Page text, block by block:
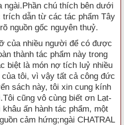
ngài.Phần chú thích bên dưới
dẫn từ các tác phẩm Tây
nguồn gốc nguyên thuỷ.
của nhiều người để có được
thành tác phẩm này trong
biệt là món nợ tích luỷ nhiều
tôi, vì vậy tất cả công đức
sách này, tôi xin cung kính
cũng vô cùng biết ơn Lạt-
ấn hành tác phẩm, một
cảm hứng;ngài CHATRAL